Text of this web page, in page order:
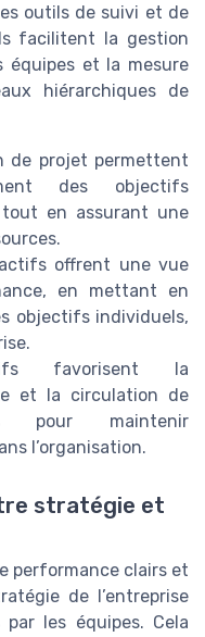
outils de suivi et de
facilitent la gestion
équipes et la mesure
hiérarchiques de
de projet permettent
des objectifs
en assurant une
offrent une vue
en mettant en
objectifs individuels,
favorisent la
et la circulation de
pour maintenir
l’organisation.
stratégie et
performance clairs et
de l’entreprise
les équipes. Cela